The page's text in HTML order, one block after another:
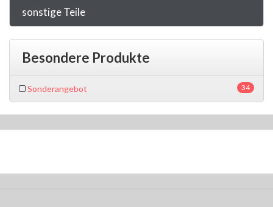
sonstige Teile
Besondere Produkte
34
Sonderangebot